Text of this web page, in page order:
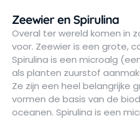
Zeewier en Spirulina
Overal ter wereld komen in
voor. Zeewier is een grote,
Spirulina is een microalg
als planten zuurstof
Ze zijn een heel belangrijke
vormen de basis van de
oceanen. Spirulina is een